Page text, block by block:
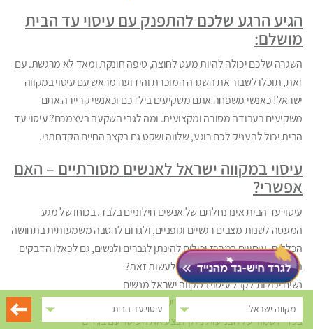
מקווה ישראל עיסוי עד הבית
הגיע הרגע שלכם להתפנק עם עיסוי עד הבית
מושלם:
השגרה שלכם יכולה להיות מעט לחוצה, טיפה חונקת ומאד לא מרגשת. עם
זאת, תוכלו לשבור את השגרה המוכרת והידועה מראש עם עיסוי במקווה
ישראל! כאנשי משפחה אתם משקיעים בילדכם וכאנשי קריירה אתם
משקיעים בעבודה מסורה ומקצועית. ומה לגבי השקעה בעצמכם? עיסוי עד
הבית יכול להעניק לכם רוגע, שלווה ושקט גם בקצב החיים הקדחתני.
עיסוי במקווה ישראל לאנשים מסורתיים – האם
אפשרי?
עיסוי עד הבית אינו נחלתם של אנשים חילוניים בלבד. בכוחו של מגע
המעסה לשנות מצבים רגשיים וגופניים, ולגרום להטבה משמעותית בתחושה
הכללית. עיסויים במרכז יכולים להינתן לגברים ולנשים, גם לכאלו הדבקים
באורח החיים המסורתי. איך ניתן לעשות זאת?
נשים יכולות לקבל עיסוי במקווה ישראל מנשים
גברים יכולים לקבל עיסוי במקווה ישראל מגברים
בכדי לשמור על הצניעות ניתן לבצע את העיסוי עם בגדים